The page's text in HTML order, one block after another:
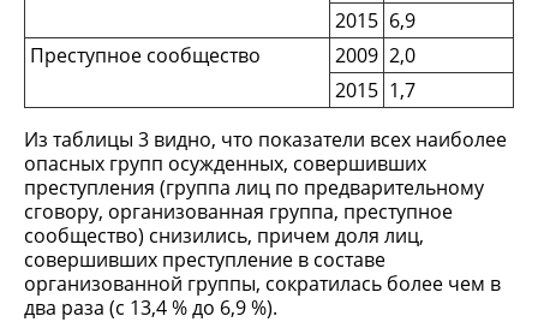
2015 6,9
Преступное сообщество
2009 2,0
2015 1,7
Из таблицы 3 видно, что показатели всех наиболее
опасных групп осужденных, совершивших
преступления (группа лиц по предварительному
сговору, организованная группа, преступное
сообщество) снизились, причем доля лиц,
совершивших преступление в составе
организованной группы, сократилась более чем в
два раза (с 13,4 % до 6,9 %).